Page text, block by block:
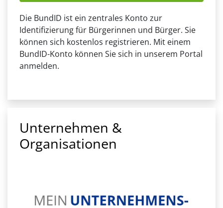
Die BundID ist ein zentrales Konto zur
Identifizierung für Bürgerinnen und Bürger. Sie
können sich kostenlos registrieren. Mit einem
BundID-Konto können Sie sich in unserem Portal
anmelden.
Unternehmen &
Organisationen